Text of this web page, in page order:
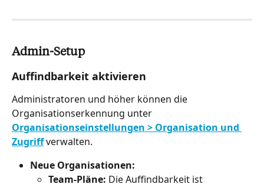
Admin-Setup
Auffindbarkeit aktivieren
Administratoren und höher können die
Organisationserkennung unter
Organisationseinstellungen > Organisation und
Zugriff verwalten.
Neue Organisationen:
Team-Pläne: Die Auffindbarkeit ist